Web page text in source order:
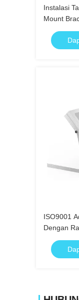
Instalasi
Mount
ISO9001
Dengan